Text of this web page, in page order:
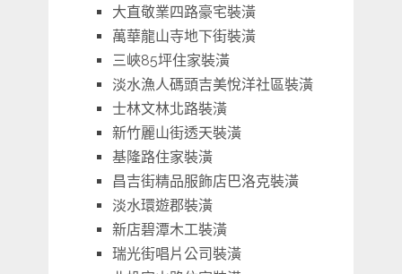
大直敬業四路豪宅裝潢
萬華龍山寺地下街裝潢
三峽85坪住家裝潢
淡水漁人碼頭吉美悅洋社區裝潢
士林文林北路裝潢
新竹麗山街透天裝潢
基隆路住家裝潢
昌吉街精品服飾店巴洛克裝潢
淡水環遊郡裝潢
新店碧潭木工裝潢
瑞光街唱片公司裝潢